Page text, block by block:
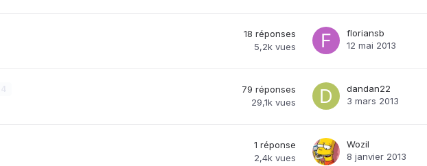
18 réponses
5,2k vues
floriansb
12 mai 2013
79 réponses
29,1k vues
dandan22
3 mars 2013
1 réponse
2,4k vues
Wozil
8 janvier 2013